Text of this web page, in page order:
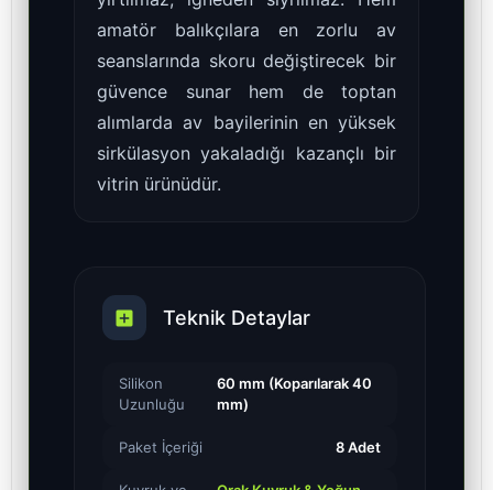
amatör balıkçılara en zorlu av
seanslarında skoru değiştirecek bir
güvence sunar hem de toptan
alımlarda av bayilerinin en yüksek
sirkülasyon yakaladığı kazançlı bir
vitrin ürünüdür.
Teknik Detaylar
Silikon
Uzunluğu
60 mm (Koparılarak 40
mm)
Paket İçeriği 8 Adet